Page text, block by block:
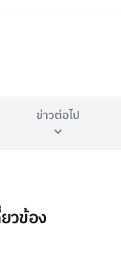
ข่าวต่อไป
วข้อง